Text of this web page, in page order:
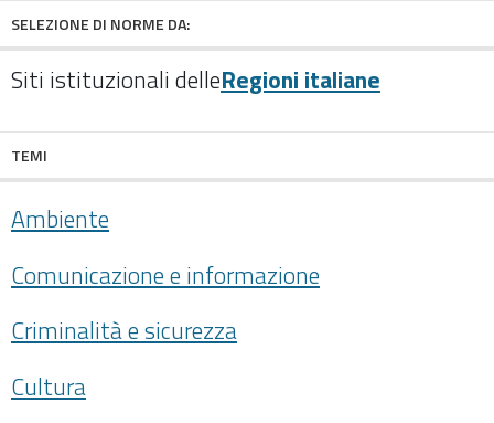
SELEZIONE DI NORME DA:
Siti istituzionali delleRegioni italiane
TEMI
Ambiente
Comunicazione e informazione
Criminalità e sicurezza
Cultura